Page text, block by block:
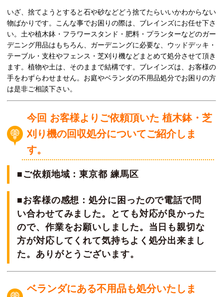
いざ、捨てようとすると石や砂などどう捨てたらいいかわからない
物ばかりです。こんな事でお困りの際は、ブレインズにお任せ下さ
い。土や植木鉢・フラワースタンド・肥料・プランターなどのガー
デニング用品はもちろん、ガーデニングに必要な、ウッドデッキ・
テーブル・支柱やフェンス・芝刈り機などまとめて処分させて頂き
ます。植物や土は、そのままで結構です。ブレインズは、お客様の
手をわずらわせません。お庭やベランダの不用品処分でお困りの方
は是非ご相談下さい。
今回 お客様よりご依頼頂いた 植木鉢・芝
刈り機の回収処分についてご紹介しま
す。
■ご依頼地域：東京都 練馬区
■お客様の感想：処分に困ったので電話で問
い合わせてみました。とても対応が良かった
ので、作業をお願いしました。当日も親切な
方が対応してくれて気持ちよく処分出来まし
た。ありがとうございます。
ベランダにある不用品も処分いたしま